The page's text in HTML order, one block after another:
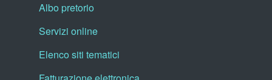
Albo pretorio
Servizi online
Elenco siti tematici